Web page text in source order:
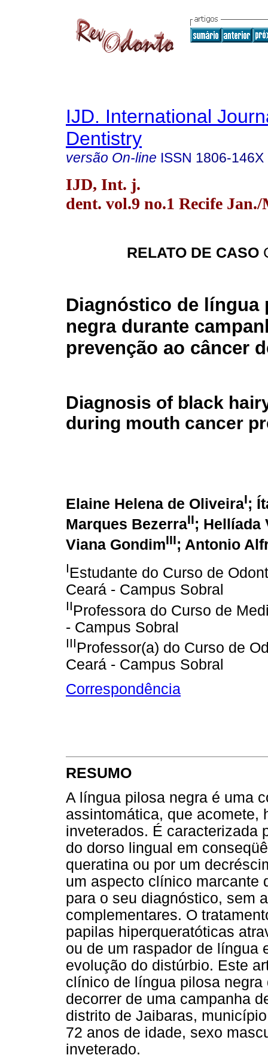
IJD. International
Dentistry
versão On-line ISSN 1806-146X
IJD, Int. j.
dent. vol.9 no.1 Recife Jan./
RELATO DE CASO
Diagnóstico de língua
negra durante
prevenção ao câncer
Diagnosis of black
during mouth cancer
Elaine Helena de OliveiraI;
Marques BezerraII; Hellíada
Viana GondimIII; Antonio
IEstudante do Curso de
Ceará - Campus Sobral
IIProfessora do Curso de
- Campus Sobral
IIIProfessor(a) do Curso de
Ceará - Campus Sobral
Correspondência
RESUMO
A língua pilosa negra é uma
assintomática, que acomete,
inveterados. É caracterizada
do dorso lingual em
queratina ou por um
um aspecto clínico marcante
para o seu diagnóstico, sem
complementares. O
papilas hiperqueratóticas
ou de um raspador de língua
evolução do distúrbio. Este
clínico de língua pilosa
decorrer de uma campanha
distrito de Jaibaras,
72 anos de idade, sexo
inveterado.